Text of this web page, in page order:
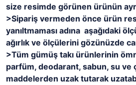
size resimde görünen ürünün
>Sipariş vermeden önce ürün
yanıltmaması adına aşağıdaki
ağırlık ve ölçülerini gözünüzde
>Tüm gümüş takı ürünlerinin
parfüm, deodarant, sabun, su ve
maddelerden uzak tutarak